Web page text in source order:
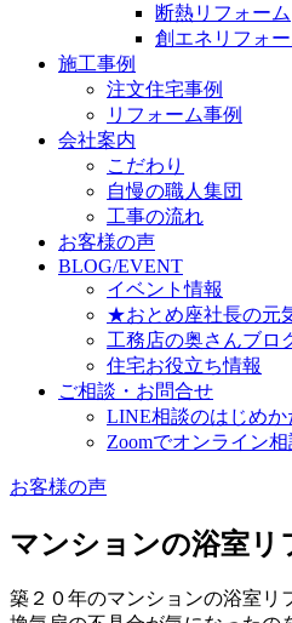
断熱リフォーム
創エネリフォ
施工事例
注文住宅事例
リフォーム事例
会社案内
こだわり
自慢の職人集団
工事の流れ
お客様の声
BLOG/EVENT
イベント情報
★おとめ座社長の元
工務店の奥さんブロ
住宅お役立ち情報
ご相談・お問合せ
LINE相談のはじめか
Zoomでオンライン
お客様の声
マンションの浴室
築２０年のマンションの浴室リ